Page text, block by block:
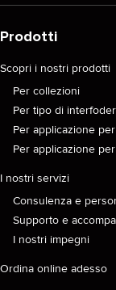
Prodotti
Scopri i nostri prodotti
Per collezioni
Per tipo di
Per applicazione
Per applicazione
I nostri servizi
Consulenza e
Supporto e
I nostri impegni
Ordina online adesso